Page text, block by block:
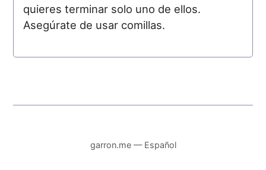
quieres terminar solo uno de ellos.
Asegúrate de usar comillas.
garron.me — Español